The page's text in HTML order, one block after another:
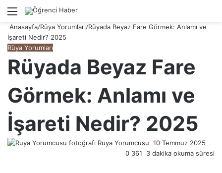
Menü
Anasayfa/Rüya Yorumları/Rüyada Beyaz Fare Görmek: Anlamı ve
İşareti Nedir? 2025
Rüya Yorumları
Rüyada Beyaz Fare
Görmek: Anlamı ve
İşareti Nedir? 2025
Ruya Yorumcusu Bir
e-
10 Temmuz 2025
0 361 3 dakika okuma süresi